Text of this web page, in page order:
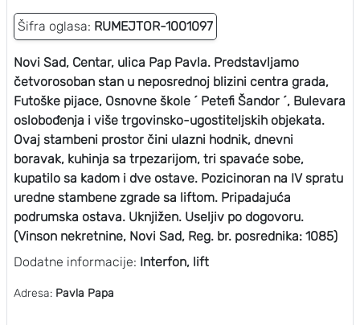
Šifra oglasa: RUMEJTOR-1001097
Novi Sad, Centar, ulica Pap Pavla. Predstavljamo
četvorosoban stan u neposrednoj blizini centra grada,
Futoške pijace, Osnovne škole ´ Petefi Šandor ´, Bulevara
oslobođenja i više trgovinsko-ugostiteljskih objekata.
Ovaj stambeni prostor čini ulazni hodnik, dnevni
boravak, kuhinja sa trpezarijom, tri spavaće sobe,
kupatilo sa kadom i dve ostave. Pozicinoran na IV spratu
uredne stambene zgrade sa liftom. Pripadajuća
podrumska ostava. Uknjižen. Useljiv po dogovoru.
(Vinson nekretnine, Novi Sad, Reg. br. posrednika: 1085)
Dodatne informacije: Interfon, lift
Adresa: Pavla Papa